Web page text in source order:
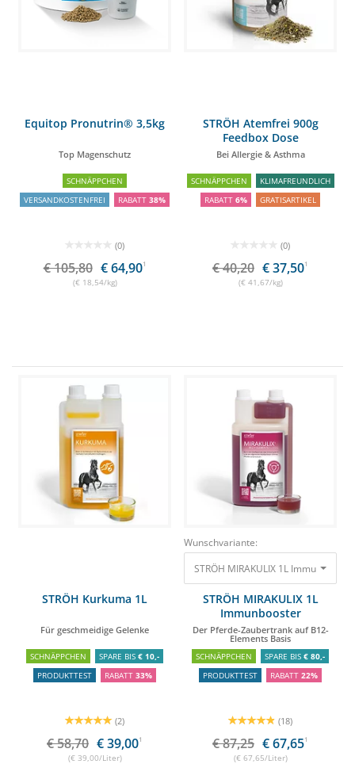
Equitop Pronutrin® 3,5kg
Top Magenschutz
SCHNÄPPCHEN
VERSANDKOSTENFREI
RABATT 38%
(0)
€ 105,80 € 64,901
(€ 18,54/kg)
STRÖH Atemfrei 900g
Feedbox Dose
Bei Allergie & Asthma
SCHNÄPPCHEN
KLIMAFREUNDLICH
RABATT 6% GRATISARTIKEL
(0)
€ 40,20 € 37,501
(€ 41,67/kg)
STRÖH Kurkuma 1L
Für geschmeidige Gelenke
SCHNÄPPCHEN SPARE BIS € 10,-
PRODUKTTEST
RABATT 33%
(2)
€ 58,70 € 39,001
(€ 39,00/Liter)
Wunschvariante:
STRÖH MIRAKULIX 1L
STRÖH MIRAKULIX 1L
Immunbooster
Der Pferde-Zaubertrank auf B12-
Elements Basis
SCHNÄPPCHEN SPARE BIS € 80,-
PRODUKTTEST
RABATT 22%
(18)
€ 87,25 € 67,651
(€ 67,65/Liter)